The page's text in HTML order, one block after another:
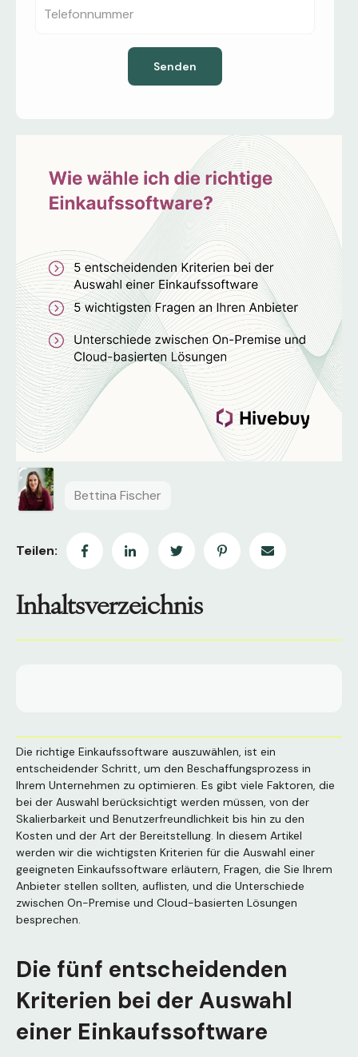
Bettina Fischer
Teilen:
Inhaltsverzeichnis
Die richtige Einkaufssoftware auszuwählen, ist ein
entscheidender Schritt, um den Beschaffungsprozess in
Ihrem Unternehmen zu optimieren. Es gibt viele Faktoren, die
bei der Auswahl berücksichtigt werden müssen, von der
Skalierbarkeit und Benutzerfreundlichkeit bis hin zu den
Kosten und der Art der Bereitstellung. In diesem Artikel
werden wir die wichtigsten Kriterien für die Auswahl einer
geeigneten Einkaufssoftware erläutern, Fragen, die Sie Ihrem
Anbieter stellen sollten, auflisten, und die Unterschiede
zwischen On-Premise und Cloud-basierten Lösungen
besprechen.
Die fünf entscheidenden
Kriterien bei der Auswahl
einer Einkaufssoftware